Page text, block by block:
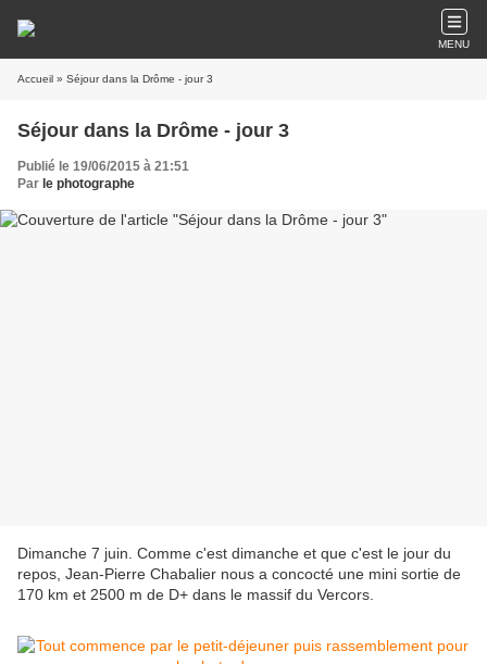
MENU
Accueil » Séjour dans la Drôme - jour 3
Séjour dans la Drôme - jour 3
Publié le 19/06/2015 à 21:51
Par le photographe
Dimanche 7 juin. Comme c'est dimanche et que c'est le jour du
repos, Jean-Pierre Chabalier nous a concocté une mini sortie de
170 km et 2500 m de D+ dans le massif du Vercors.